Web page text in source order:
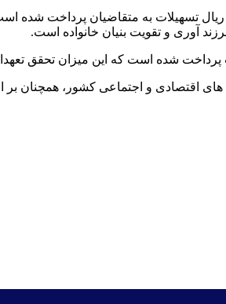
آوری و تقویت بنیان خانواده است.
اقتصادی و اجتماعی کشور، همچنان